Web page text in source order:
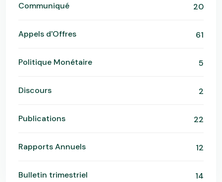
Communiqué 20
Appels d'Offres 61
Politique Monétaire 5
Discours 2
Publications 22
Rapports Annuels 12
Bulletin trimestriel 14